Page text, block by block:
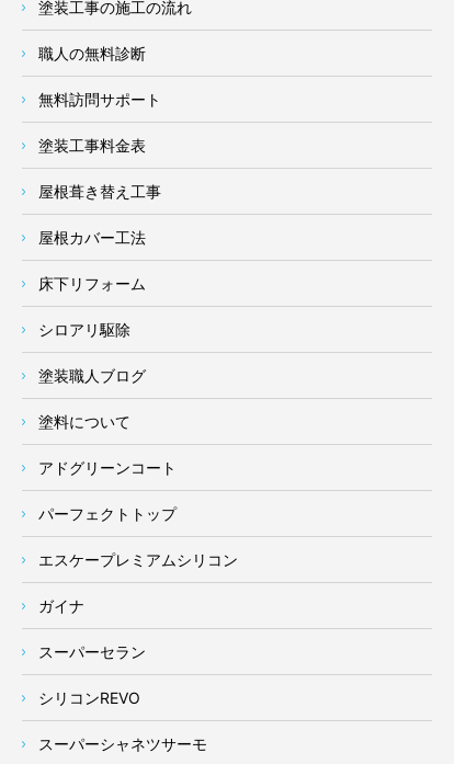
塗装工事の施工の流れ
職人の無料診断
無料訪問サポート
塗装工事料金表
屋根葺き替え工事
屋根カバー工法
床下リフォーム
シロアリ駆除
塗装職人ブログ
塗料について
アドグリーンコート
パーフェクトトップ
エスケープレミアムシリコン
ガイナ
スーパーセラン
シリコンREVO
スーパーシャネツサーモ